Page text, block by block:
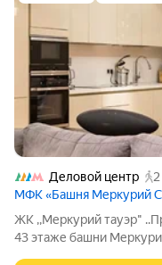
Деловой центр
МФК «Башня Меркурий
ЖК ,,Меркурий тауэр"
43 этаже башни